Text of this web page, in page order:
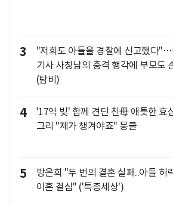
3
"저희도 아들을 경찰에 신고했다
기사 사칭남의 충격 행각에 부모도
(탐비)
4
'17억 빚' 함께 견딘 친母 애틋한 효
그리 "제가 챙겨야죠" 뭉클
5
방은희 "두 번의 결혼 실패..아들 허
이혼 결심" ('특종세상')